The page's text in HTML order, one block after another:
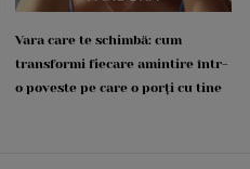
Vara care te schimbă: cum
transformi fiecare amintire într-
o poveste pe care o porți cu tine